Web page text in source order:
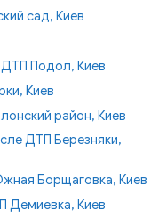
сад, Киев
ДТП Подол, Киев
Киев
район, Киев
ДТП Березняки,
Борщаговка, Киев
Демиевка, Киев